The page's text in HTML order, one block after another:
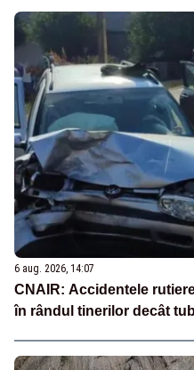
6 aug. 2026, 14:07
CNAIR: Accidentele
în rândul tinerilor decât